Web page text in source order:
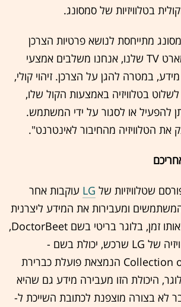
בטלוויזיות של סמסונג.
מתייחסת לנושא פרטיות הצרכן
ברצינות. בכל הסמארט TV שלנו, אנחנו משלבים אמצעי
במטרה להגן על הצרכן. זיהוי קולי,
בטלוויזיה באמצעות הקול שלו,
להפעיל או לסגור על ידי המשתמש.
את הטלוויזיה מהחיבור לאינטרנט".
LG עוקבות אחר
ומעבירות את המידע ליצרנית
הדרום קוריאנית. באותו זמן, בלוגר בריטי בשם DoctorBeet,
פרסם שגילה בטלוויזיה של LG שרכש, יכולת בשם -
Collection of watching info הנמצאת פועלת כברירת
היכולת הזו מעבירה מידע גם שהיא
לא בצורה מוצפנת לכתובת השייכת ל-